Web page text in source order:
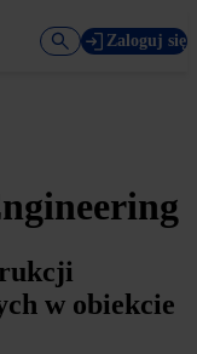
Zaloguj się
w obiekcie